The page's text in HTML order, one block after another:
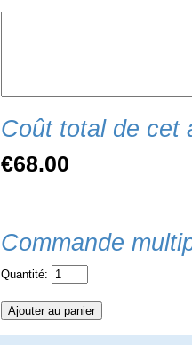
Coût total de cet
€68.00
Commande
Quantité: